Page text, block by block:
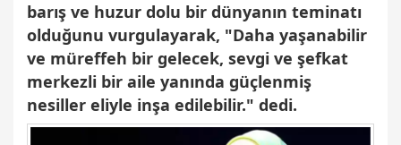
barış ve huzur dolu bir dünyanın teminatı
olduğunu vurgulayarak, "Daha yaşanabilir
ve müreffeh bir gelecek, sevgi ve şefkat
merkezli bir aile yanında güçlenmiş
nesiller eliyle inşa edilebilir." dedi.